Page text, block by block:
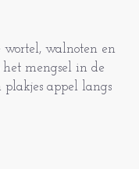
wortel, walnoten en
het mengsel in de
plakjes appel langs